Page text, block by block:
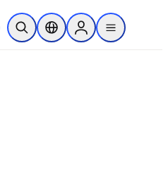
Ouvrir la recherche
Sélecteur de localisation
Sign in to products
menu